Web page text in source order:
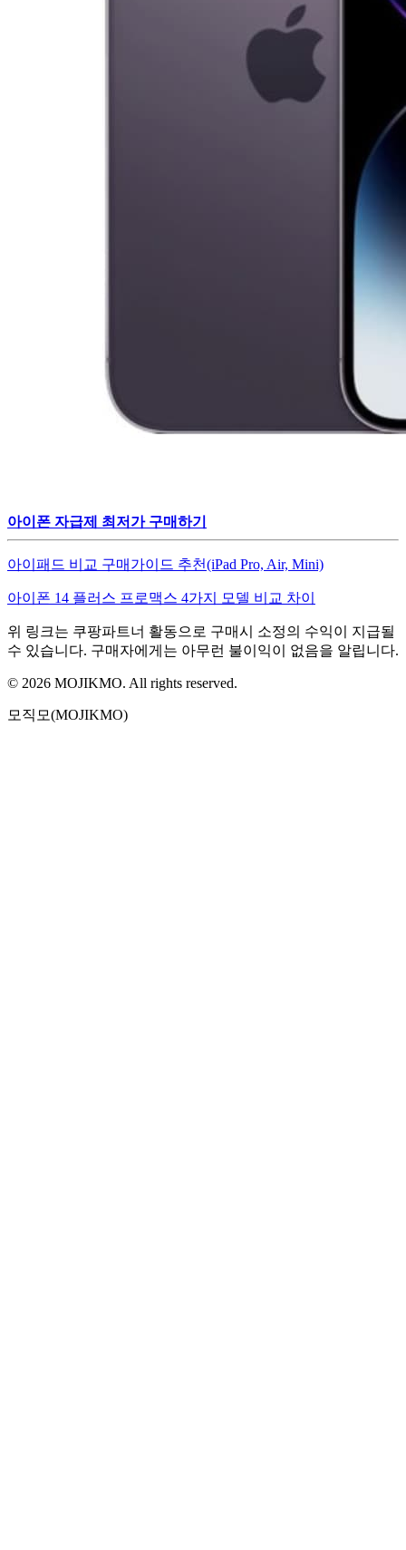
아이폰 자급제 최저가 구매하기
아이패드 비교 구매가이드 추천(iPad Pro, Air, Mini)
아이폰 14 플러스 프로맥스 4가지 모델 비교 차이
위 링크는 쿠팡파트너 활동으로 구매시 소정의 수익이 지급될
수 있습니다. 구매자에게는 아무런 불이익이 없음을 알립니다.
© 2026 MOJIKMO. All rights reserved.
모직모(MOJIKMO)